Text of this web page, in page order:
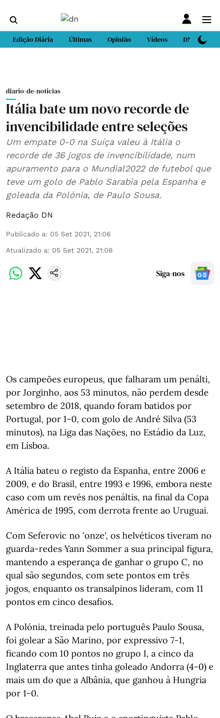
Edição Diária Últimas Opinião Vídeos DN Sport
diario-de-noticias
Itália bate um novo recorde de
invencibilidade entre seleções
Um empate 0-0 na Suíça valeu à Itália o
recorde de 36 jogos de invencibilidade, num
apuramento para o Mundial2022 de futebol que
teve um golo de Pablo Sarabia pela Espanha e
goleada da Polónia, de Paulo Sousa.
Redação DN
Publicado a: 05 Set 2021, 21:06
Atualizado a: 05 Set 2021, 21:06
Siga-nos
Os campeões europeus, que falharam um penálti,
por Jorginho, aos 53 minutos, não perdem desde
setembro de 2018, quando foram batidos por
Portugal, por 1-0, com golo de André Silva (53
minutos), na Liga das Nações, no Estádio da Luz,
em Lisboa.
A Itália bateu o registo da Espanha, entre 2006 e
2009, e do Brasil, entre 1993 e 1996, embora neste
caso com um revés nos penáltis, na final da Copa
América de 1995, com derrota frente ao Uruguai.
Com Seferovic no 'onze', os helvéticos tiveram no
guarda-redes Yann Sommer a sua principal figura,
mantendo a esperança de ganhar o grupo C, no
qual são segundos, com sete pontos em três
jogos, enquanto os transalpinos lideram, com 11
pontos em cinco desafios.
A Polónia, treinada pelo português Paulo Sousa,
foi golear a São Marino, por expressivo 7-1,
ficando com 10 pontos no grupo I, a cinco da
Inglaterra que antes tinha goleado Andorra (4-0) e
mais um do que a Albânia, que ganhou à Hungria
por 1-0.